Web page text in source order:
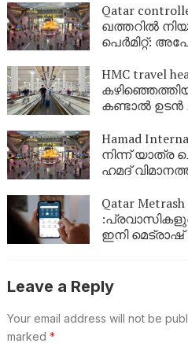
Qatar
ഖത്തറിൽ
പെർമിറ്റ്:
HMC travel
കണ്ടാൽ ഉടൻ
Hamad
നിന്ന് യാത്ര
ഹമദ്
Qatar
ഇനി
Leave a Reply
Your email address will not be
marked *